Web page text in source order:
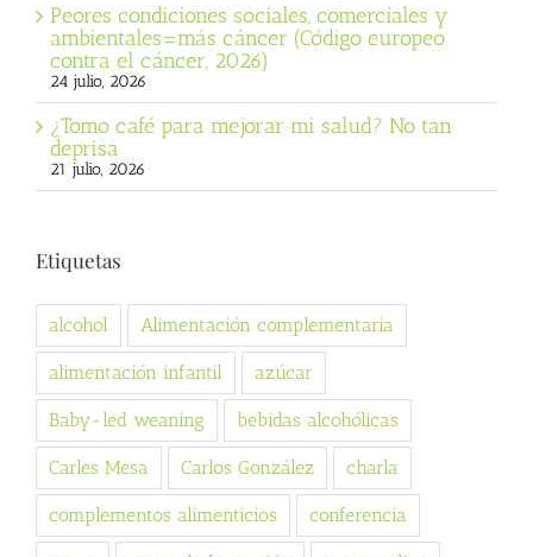
Peores condiciones sociales, comerciales y
ambientales=más cáncer (Código europeo
contra el cáncer, 2026)
24 julio, 2026
¿Tomo café para mejorar mi salud? No tan
deprisa
21 julio, 2026
Etiquetas
alcohol Alimentación complementaria
alimentación infantil azúcar
Baby-led weaning bebidas alcohólicas
Carles Mesa Carlos González charla
complementos alimenticios conferencia